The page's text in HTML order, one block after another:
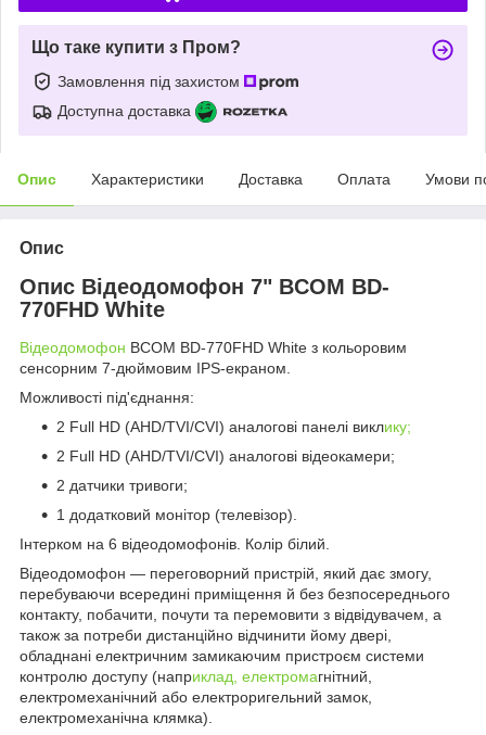
Що таке купити з Пром?
Замовлення під захистом
Доступна доставка
Опис Характеристики Доставка Оплата Умови
Опис
Опис Відеодомофон 7" BCOM BD-
770FHD White
Відеодомофон BCOM BD-770FHD White з кольоровим
сенсорним 7-дюймовим IPS-екраном.
Можливості під'єднання:
2 Full HD (AHD/TVI/CVI) аналогові панелі виклику;
2 Full HD (AHD/TVI/CVI) аналогові відеокамери;
2 датчики тривоги;
1 додатковий монітор (телевізор).
Інтерком на 6 відеодомофонів. Колір білий.
Відеодомофон — переговорний пристрій, який дає змогу,
перебуваючи всередині приміщення й без безпосереднього
контакту, побачити, почути та перемовити з відвідувачем, а
також за потреби дистанційно відчинити йому двері,
обладнані електричним замикаючим пристроєм системи
контролю доступу (наприклад, електромагнітний,
електромеханічний або електроригельний замок,
електромеханічна клямка).